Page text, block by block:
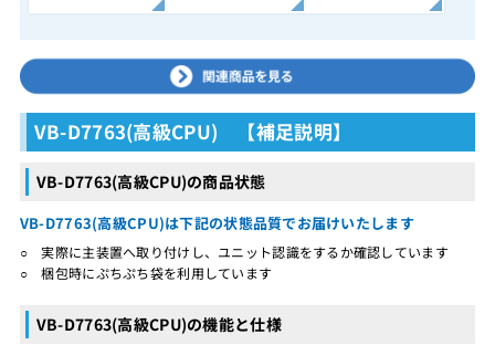
VB-D7763(高級CPU) 【補足説明】
VB-D7763(高級CPU)の商品状態
VB-D7763(高級CPU)は下記の状態品質でお届けいたします
○ 実際に主装置へ取り付けし、ユニット認識をするか確認しています
○ 梱包時にぷちぷち袋を利用しています
VB-D7763(高級CPU)の機能と仕様